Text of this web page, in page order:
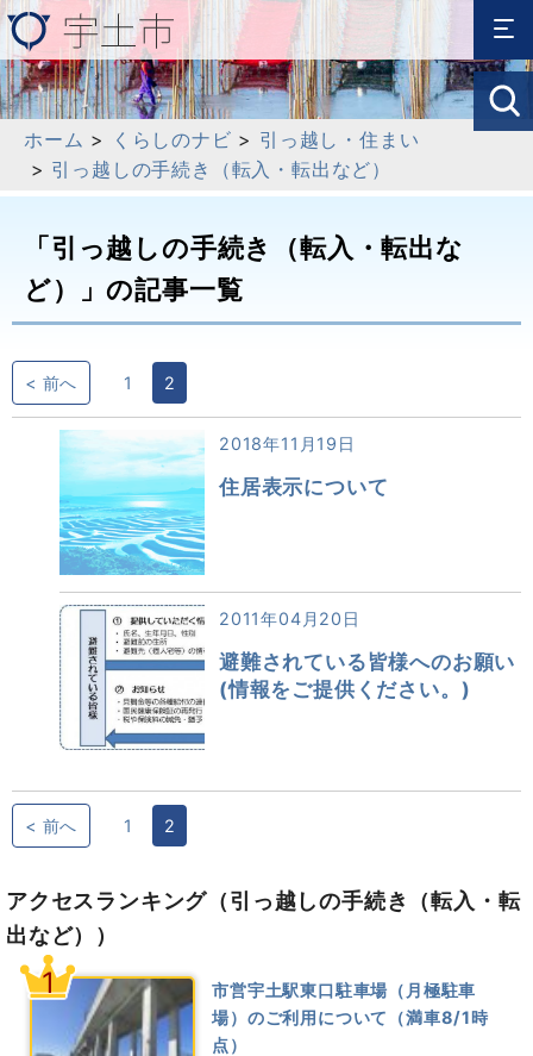
ホーム > くらしのナビ > 引っ越し・住まい
> 引っ越しの手続き（転入・転出など）
「引っ越しの手続き（転入・転出な
ど）」の記事一覧
< 前へ 1 2
2018年11月19日
住居表示について
2011年04月20日
避難されている皆様へのお願い
(情報をご提供ください。)
< 前へ 1 2
アクセスランキング （引っ越しの手続き（転入・転
出など））
1
市営宇土駅東口駐車場（月極駐車
場）のご利用について（満車8/1時
点）